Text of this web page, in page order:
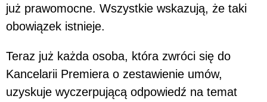
już prawomocne. Wszystkie wskazują, że taki
obowiązek istnieje.
Teraz już każda osoba, która zwróci się do
Kancelarii Premiera o zestawienie umów,
uzyskuje wyczerpującą odpowiedź na temat